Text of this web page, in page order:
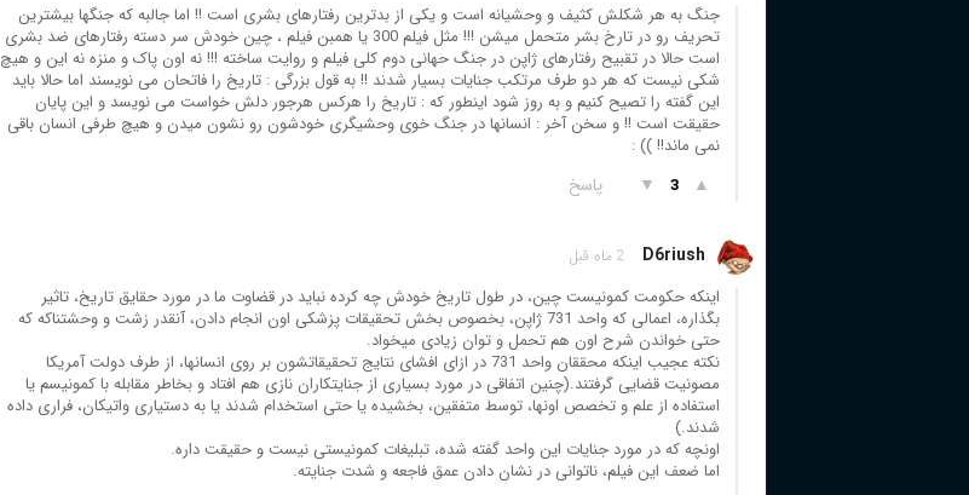
جنگ به هر شکلش کثیف و وحشیانه است و یکی از بدترین رفتارهای بشری است !! اما جالبه که جنگها بیشترین
تحریف رو در تارخ بشر متحمل میشن !!! مثل فیلم 300 یا همبن فیلم ، چین خودش سر دسته رفتارهای ضد بشری
است حالا در تقبیح رفتارهای ژاپن در جنگ حهانی دوم کلی فیلم و روایت ساخته !!! نه اون پاک و منزه نه این و هیچ
شکی نیست که هر دو طرف مرتکب جنایات بسیار شدند !! به قول بزرگی : تاریخ را فاتحان می نویسند اما حالا باید
این گفته را تصیح کنیم و به روز شود اینطور که : تاریخ را هرکس هرجور دلش خواست می نویسد و این پایان
حقیقت است !! و سخن آخر : انسانها در جنگ خوی وحشیگری خودشون رو نشون میدن و هیچ طرفی انسان باقی
نمی ماند!! )) :
▲
3
▼ پاسخ
D6riush 2 ماه قبل
اینکه حکومت کمونیست چین، در طول تاریخ خودش چه کرده نباید در قضاوت ما در مورد حقایق تاریخ، تاثیر
بگذاره، اعمالی که واحد 731 ژاپن، بخصوص بخش تحقیقات پزشکی اون انجام دادن، آنقدر زشت و وحشتناکه که
حتی خواندن شرح اون هم تحمل و توان زیادی میخواد.
نکته عجیب اینکه محققان واحد 731 در ازای افشای نتایج تحقیقاتشون بر روی انسانها، از طرف دولت آمریکا
مصونیت قضایی گرفتند.(چنین اتفاقی در مورد بسیاری از جنایتکاران نازی هم افتاد و بخاطر مقابله با کمونیسم یا
استفاده از علم و تخصص اونها، توسط متفقین، بخشیده یا حتی استخدام شدند یا به دستیاری واتیکان، فراری داده
شدند.)
اونچه که در مورد جنایات این واحد گفته شده، تبلیغات کمونیستی نیست و حقیقت داره.
اما ضعف این فیلم، ناتوانی در نشان دادن عمق فاجعه و شدت جنایته.